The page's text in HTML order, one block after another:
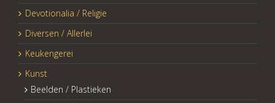
Devotionalia / Religie
Diversen / Allerlei
Keukengerei
Kunst
Beelden / Plastieken